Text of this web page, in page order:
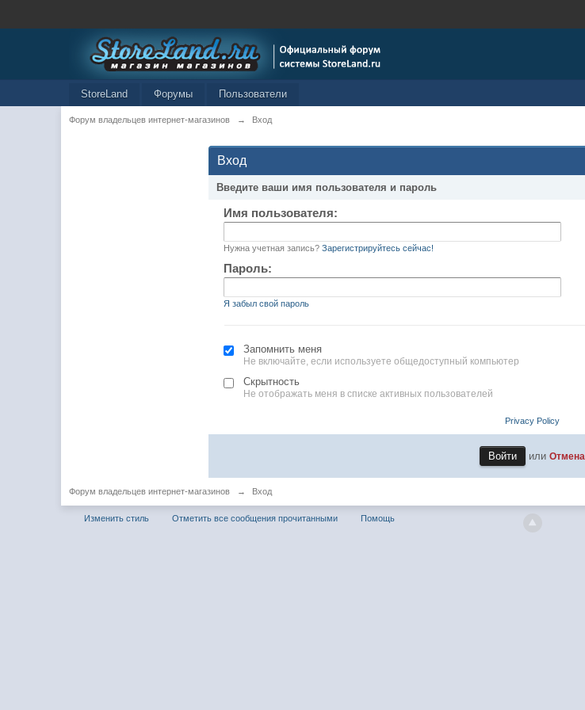
StoreLand Форумы Пользователи
Форум владельцев интернет-магазинов → Вход
Вход
Введите ваши имя пользователя и пароль
Имя пользователя:
Нужна учетная запись? Зарегистрируйтесь сейчас!
Пароль:
Я забыл свой пароль
Запомнить меня
Не включайте, если используете общедоступный компьютер
Скрытность
Не отображать меня в списке активных пользователей
Privacy Policy
илиОтмена
Форум владельцев интернет-магазинов → Вход
Изменить стиль Отметить все сообщения прочитанными Помощь